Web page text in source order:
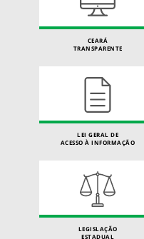
CEARÁ
TRANSPARENTE
LEI GERAL DE
ACESSO À INFORMAÇÃO
LEGISLAÇÃO
ESTADUAL